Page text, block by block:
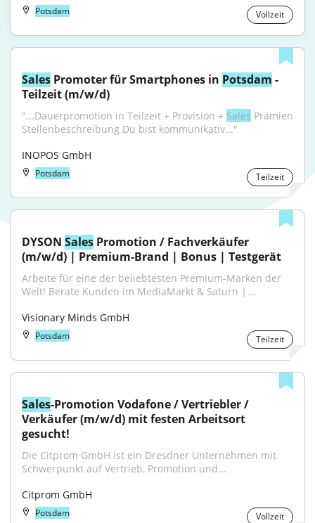
Potsdam Vollzeit
Sales Promoter für Smartphones in Potsdam -
Teilzeit (m/w/d)
"...Dauerpromotion in Teilzeit + Provision + Sales Prämien
Stellenbeschreibung Du bist kommunikativ..."
INOPOS GmbH
Potsdam Teilzeit
DYSON Sales Promotion / Fachverkäufer
(m/w/d) | Premium-Brand | Bonus | Testgerät
Arbeite für eine der beliebtesten Premium-Marken der
Welt! Berate Kunden im MediaMarkt & Saturn |...
Visionary Minds GmbH
Potsdam Teilzeit
Sales-Promotion Vodafone / Vertriebler /
Verkäufer (m/w/d) mit festen Arbeitsort
gesucht!
Die Citprom GmbH ist ein Dresdner Unternehmen mit
Schwerpunkt auf Vertrieb, Promotion und...
Citprom GmbH
Potsdam Vollzeit